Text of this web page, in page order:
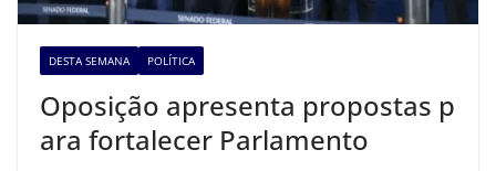
DESTA SEMANA POLÍTICA
Oposição apresenta propostas p
ara fortalecer Parlamento